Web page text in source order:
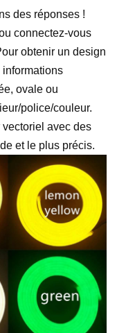
des réponses !
connectez-vous
obtenir un design
ovale ou
police/couleur.
avec des
et le plus précis.